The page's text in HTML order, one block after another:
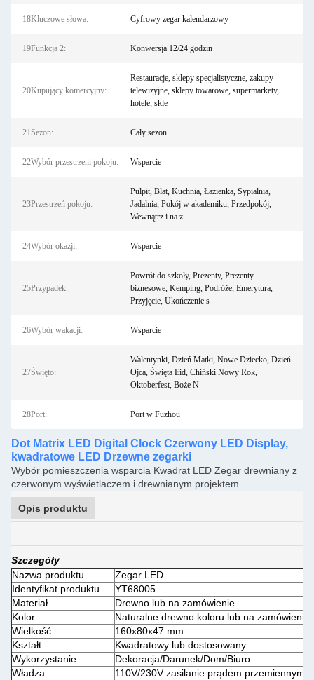
18Kluczowe słowa: Cyfrowy zegar kalendarzowy
19Funkcja 2: Konwersja 12/24 godzin
20Kupujący komercyjny:
Restauracje, sklepy specjalistyczne, zakupy
telewizyjne, sklepy towarowe, supermarkety,
hotele, skle
21Sezon: Cały sezon
22Wybór przestrzeni pokoju: Wsparcie
23Przestrzeń pokoju:
Pulpit, Blat, Kuchnia, Łazienka, Sypialnia,
Jadalnia, Pokój w akademiku, Przedpokój,
Wewnątrz i na z
24Wybór okazji: Wsparcie
25Przypadek:
Powrót do szkoły, Prezenty, Prezenty
biznesowe, Kemping, Podróże, Emerytura,
Przyjęcie, Ukończenie s
26Wybór wakacji: Wsparcie
27Święto:
Walentynki, Dzień Matki, Nowe Dziecko, Dzień
Ojca, Święta Eid, Chiński Nowy Rok,
Oktoberfest, Boże N
28Port: Port w Fuzhou
Dot Matrix LED Digital Clock Czerwony LED Display,
kwadratowe LED Drzewne zegarki
Wybór pomieszczenia wsparcia Kwadrat LED Zegar drewniany z
czerwonym wyświetlaczem i drewnianym projektem
Opis produktu
Szczegóły
Nazwa produktu
Zegar LED
Identyfikat produktu
YT68005
Materiał
Drewno lub na zamówienie
Kolor
Naturalne drewno koloru lub na zamówienie
Wielkość
160x80x47 mm
Kształt
Kwadratowy lub dostosowany
Wykorzystanie
Dekoracja/Darunek/Dom/Biuro
Władza
110V/230V zasilanie prądem przemiennym,